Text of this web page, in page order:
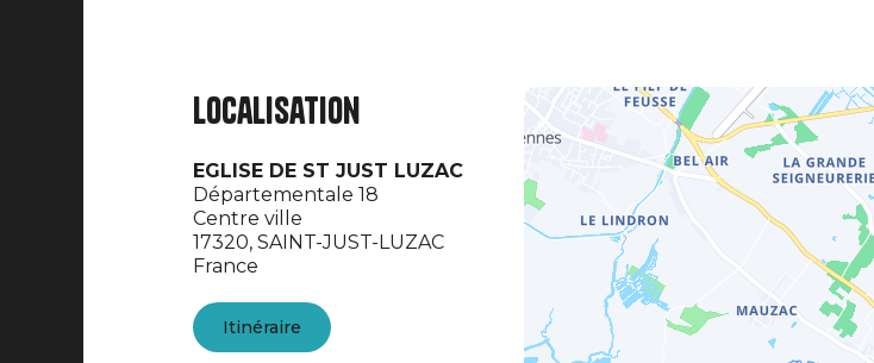
Localisation
EGLISE DE ST JUST LUZAC
Départementale 18
Centre ville
17320, SAINT-JUST-LUZAC
France
Itinéraire